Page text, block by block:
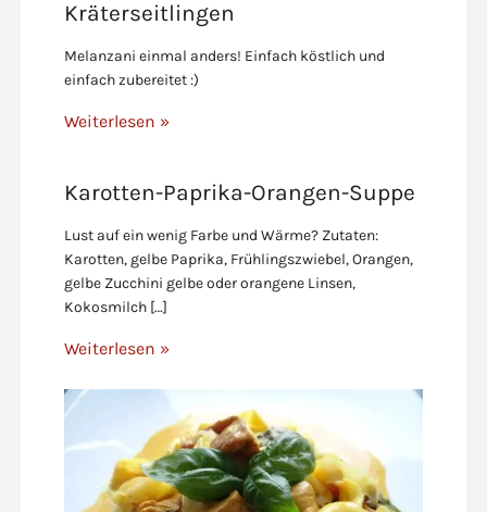
Kräterseitlingen
Melanzani einmal anders! Einfach köstlich und
einfach zubereitet :)
Weiterlesen »
Karotten-Paprika-Orangen-Suppe
Lust auf ein wenig Farbe und Wärme? Zutaten:
Karotten, gelbe Paprika, Frühlingszwiebel, Orangen,
gelbe Zucchini gelbe oder orangene Linsen,
Kokosmilch […]
Weiterlesen »